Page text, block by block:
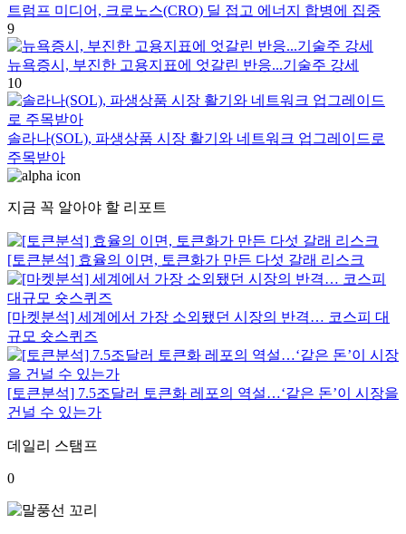
트럼프 미디어, 크로노스(CRO) 딜 접고 에너지 합병에 집중
9
뉴욕증시, 부진한 고용지표에 엇갈린 반응...기술주 강세
10
솔라나(SOL), 파생상품 시장 활기와 네트워크 업그레이드로
주목받아
지금 꼭 알아야 할 리포트
[토큰분석] 효율의 이면, 토큰화가 만든 다섯 갈래 리스크
[마켓분석] 세계에서 가장 소외됐던 시장의 반격… 코스피 대
규모 숏스퀴즈
[토큰분석] 7.5조달러 토큰화 레포의 역설…‘같은 돈’이 시장을
건널 수 있는가
데일리 스탬프
0